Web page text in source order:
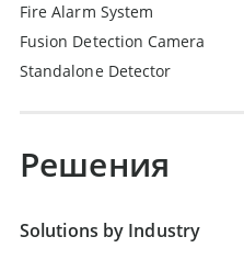
Fire Alarm System
Fusion Detection Camera
Standalone Detector
Решения
Solutions by Industry